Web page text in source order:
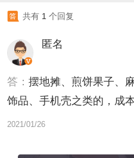
共有 1 个回复
匿名
答： 摆地摊、煎饼果子、
饰品、手机壳之类的，成
2021/01/26